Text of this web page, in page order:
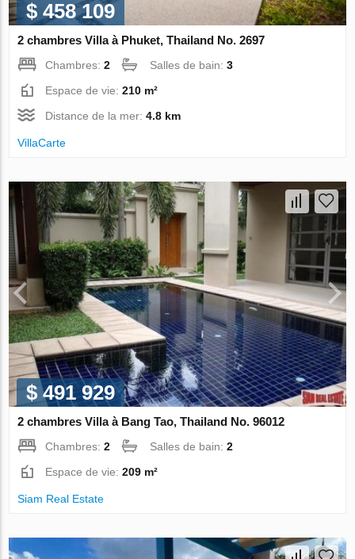
$ 458 109
2 chambres Villa à Phuket, Thailand No. 2697
Chambres:2 Salles de bain:3
Espace de vie:210 m²
Distance de la mer:4.8 km
VillaСarte
$ 491 929
2 chambres Villa à Bang Tao, Thailand No. 96012
Chambres:2 Salles de bain:2
Espace de vie:209 m²
Siam Real Estate